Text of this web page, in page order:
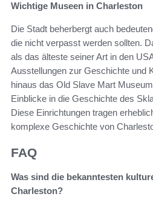
Wichtige Museen in Charleston
Die Stadt beherbergt auch
die nicht verpasst werden sollten.
als das älteste seiner Art in den
Ausstellungen zur Geschichte und
hinaus das Old Slave Mart
Einblicke in die Geschichte des
Diese Einrichtungen tragen
komplexe Geschichte von
FAQ
Was sind die bekanntesten
Charleston?